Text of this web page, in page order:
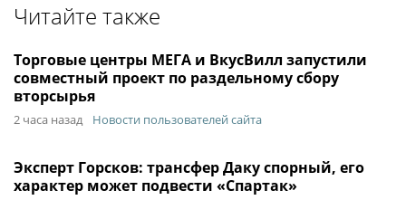
Читайте также
Торговые центры МЕГА и ВкусВилл запустили
совместный проект по раздельному сбору
вторсырья
2 часа назад Новости пользователей сайта
Эксперт Горсков: трансфер Даку спорный, его
характер может подвести «Спартак»